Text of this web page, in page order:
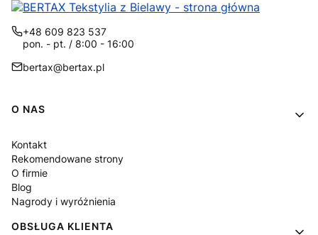
+48 609 823 537
pon. - pt. / 8:00 - 16:00
bertax@bertax.pl
Linki w stopce
O NAS
Kontakt
Rekomendowane strony
O firmie
Blog
Nagrody i wyróżnienia
OBSŁUGA KLIENTA